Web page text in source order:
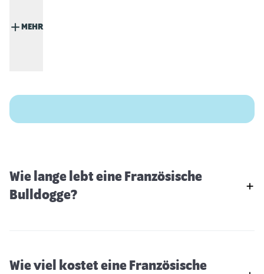
MEHR
Wie lange lebt eine Französische
Bulldogge?
Wie viel kostet eine Französische